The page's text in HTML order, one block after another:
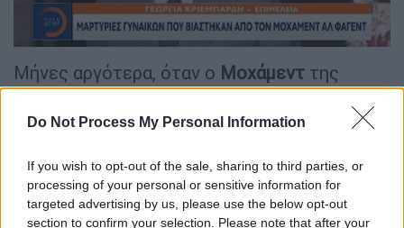
Do Not Process My Personal Information
If you wish to opt-out of the sale, sharing to third parties, or
processing of your personal or sensitive information for
targeted advertising by us, please use the below opt-out
section to confirm your selection. Please note that after your
Μήνες αργότερα, όταν ο Μοχάμεντ της
πρόσφερε κάποια δουλειά προσωπικής
βοηθού με τον μικρότερο αδελφό του, το
αυτού λέει ότι οΣαλάχτην νάρκωσε και
πιστεύει ότι στη συνέχεια τη βίασε ενώ
ήταν αναίσθητη.«Αυτός [ο Μοχάμεντ Αλ